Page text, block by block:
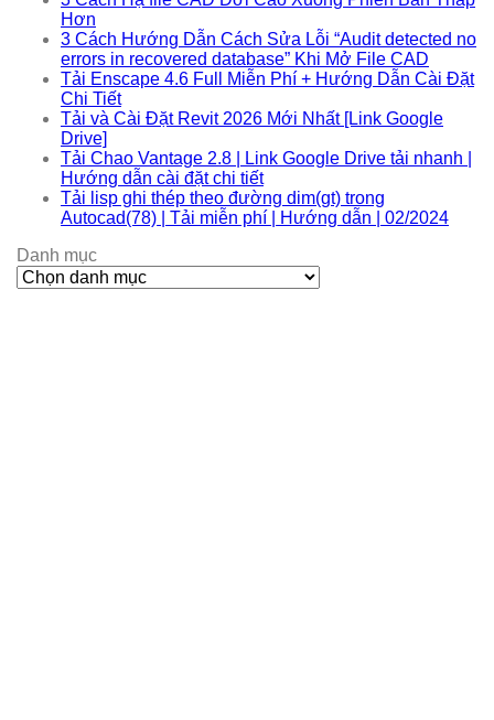
Hơn
3 Cách Hướng Dẫn Cách Sửa Lỗi “Audit detected no
errors in recovered database” Khi Mở File CAD
Tải Enscape 4.6 Full Miễn Phí + Hướng Dẫn Cài Đặt
Chi Tiết
Tải và Cài Đặt Revit 2026 Mới Nhất [Link Google
Drive]
Tải Chao Vantage 2.8 | Link Google Drive tải nhanh |
Hướng dẫn cài đặt chi tiết
Tải lisp ghi thép theo đường dim(gt) trong
Autocad(78) | Tải miễn phí | Hướng dẫn | 02/2024
Danh mục
Danh
mục